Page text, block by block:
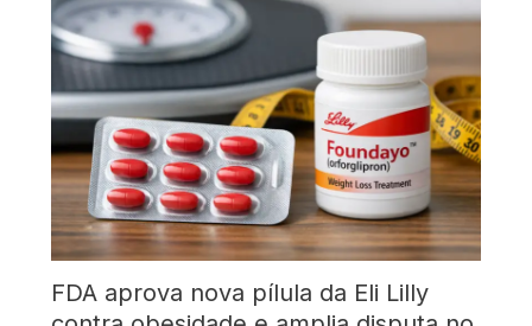
FDA aprova nova pílula da Eli Lilly